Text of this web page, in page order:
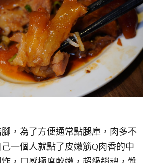
，為了方便通常點腿庫，肉多不
一個人就點了皮嫩筋Q肉香的中